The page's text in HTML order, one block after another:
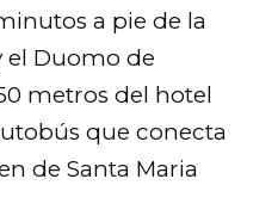
a pie de la
el Duomo de
metros del hotel
que conecta
de Santa Maria